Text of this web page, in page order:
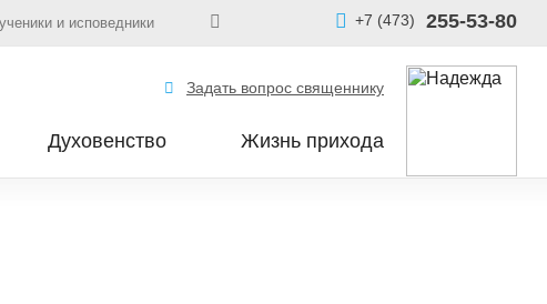
и исповедники +7 (473) 255-53-80
Задать вопрос священнику
Духовенство Жизнь прихода